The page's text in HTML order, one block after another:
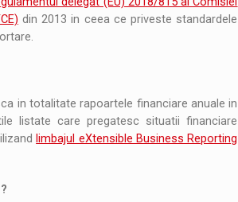
din 2013 in ceea ce priveste standardele
in totalitate rapoartele financiare anuale in
listate care pregatesc situatii financiare
limbajul eXtensible Business Reporting